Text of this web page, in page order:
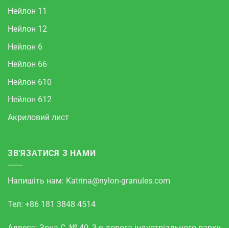
Нейлон 11
Нейлон 12
Нейлон 6
Нейлон 66
Нейлон 610
Нейлон 612
Акриловий лист
ЗВ'ЯЗАТИСЯ З НАМИ
Напишіть нам: Katrina@nylon-granules.com
Тел: +86 181 3848 4514